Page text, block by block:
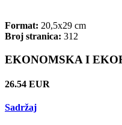
Format: 20,5x29 cm
Broj stranica: 312
EKONOMSKA I
26.54 EUR
Sadržaj